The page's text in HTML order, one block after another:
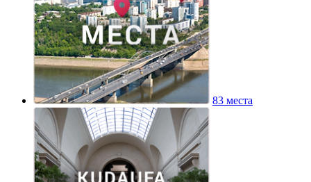
83 места